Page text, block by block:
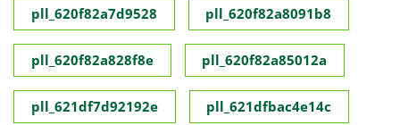
pll_620f82a7d9528 pll_620f82a8091b8
pll_620f82a828f8e pll_620f82a85012a
pll_621df7d92192e pll_621dfbac4e14c